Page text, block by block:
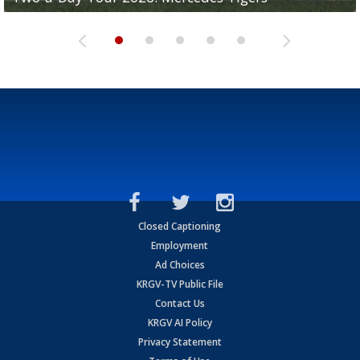
Closed Captioning
Employment
Ad Choices
KRGV-TV Public File
Contact Us
KRGV AI Policy
Privacy Statement